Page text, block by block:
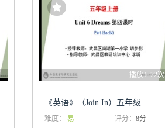
播放：22次
《英语》（Join In）五年级...
难度： 易 评分： 8分